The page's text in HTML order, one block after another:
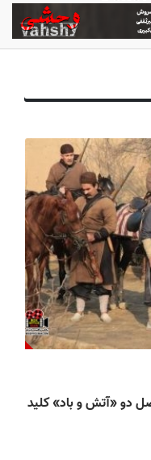
دو «آتش و باد» کلید